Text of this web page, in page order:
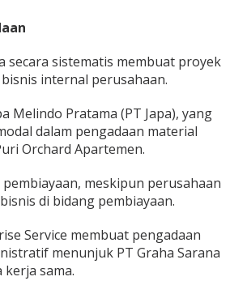
secara sistematis membuat proyek
internal perusahaan.
Melindo Pratama (PT Japa), yang
dalam pengadaan material
Orchard Apartemen.
meskipun perusahaan
di bidang pembiayaan.
Service membuat pengadaan
menunjuk PT Graha Sarana
sama.